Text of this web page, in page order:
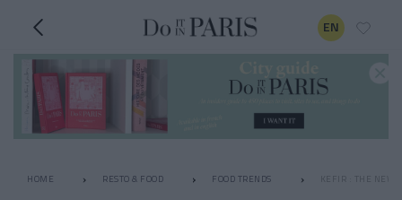
EN
HOME RESTO & FOOD FOOD TRENDS KEFIR : THE NEW